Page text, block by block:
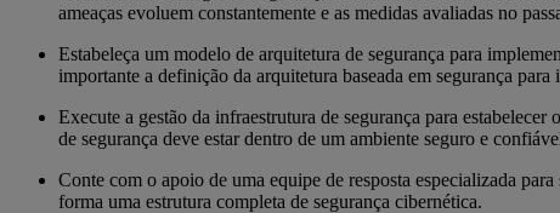
ameaças evoluem constantemente e as medidas avaliadas no
Estabeleça um modelo de arquitetura de segurança para
importante a definição da arquitetura baseada em segurança
Execute a gestão da infraestrutura de segurança para
de segurança deve estar dentro de um ambiente seguro e
Conte com o apoio de uma equipe de resposta especializada
forma uma estrutura completa de segurança cibernética.